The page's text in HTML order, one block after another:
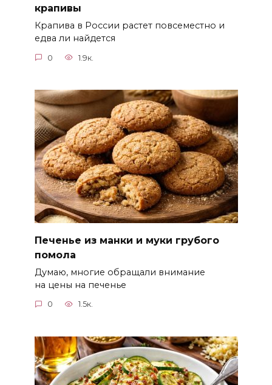
крапивы
Крапива в России растет повсеместно и
едва ли найдется
0 1.9к.
Печенье из манки и муки грубого
помола
Думаю, многие обращали внимание
на цены на печенье
0 1.5к.